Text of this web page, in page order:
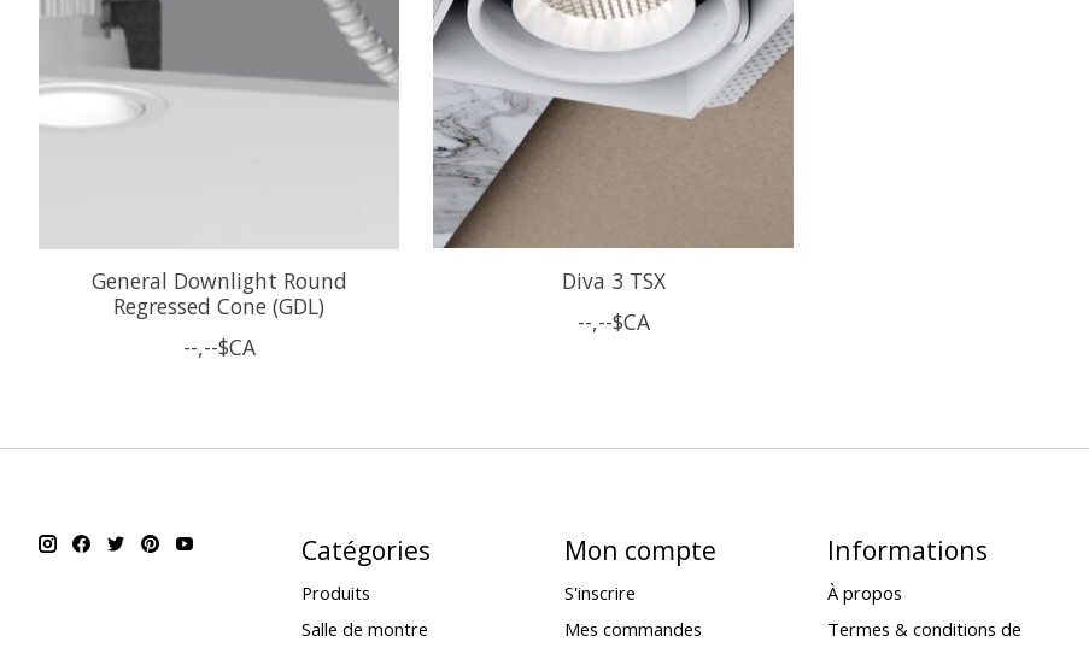
General Downlight Round
Regressed Cone (GDL)
--,--$CA
Diva 3 TSX
--,--$CA
Catégories
Produits
Salle de montre
Mon compte
S'inscrire
Mes commandes
Informations
À propos
Termes & conditions de